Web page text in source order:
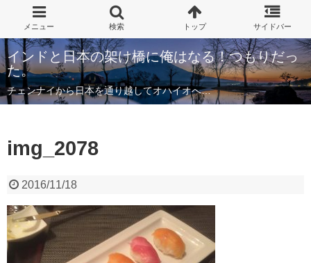
インドと日本の架け橋に俺はなる！つもりだっ
た。
チェンナイから日本を通り越してオハイオへ…
img_2078
2016/11/18